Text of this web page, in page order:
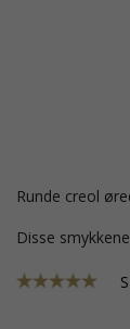
runde creol
Disse